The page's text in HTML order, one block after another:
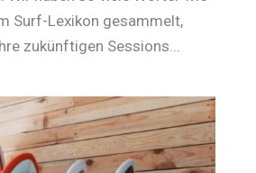
Surf-Lexikon gesammelt,
zukünftigen Sessions...